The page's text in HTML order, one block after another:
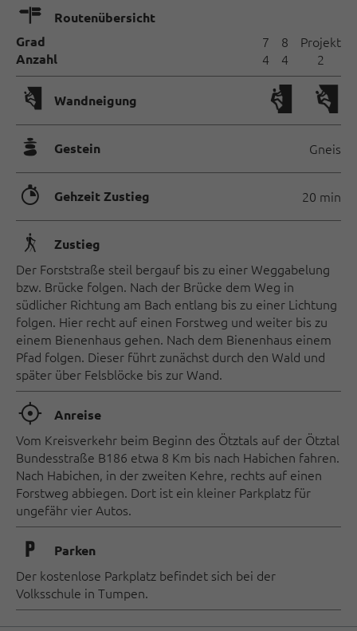
🍫
Routenübersicht
Grad
Anzahl
7
4
8
4
Projekt
2
🅩 Wandneigung
🞾 Gestein Gneis
🐲 Gehzeit Zustieg 20 min
🛬 Zustieg
Der Forststraße steil bergauf bis zu einer Weggabelung
bzw. Brücke folgen. Nach der Brücke dem Weg in
südlicher Richtung am Bach entlang bis zu einer Lichtung
folgen. Hier recht auf einen Forstweg und weiter bis zu
einem Bienenhaus gehen. Nach dem Bienenhaus einem
Pfad folgen. Dieser führt zunächst durch den Wald und
später über Felsblöcke bis zur Wand.
🞞 Anreise
Vom Kreisverkehr beim Beginn des Ötztals auf der Ötztal
Bundesstraße B186 etwa 8 Km bis nach Habichen fahren.
Nach Habichen, in der zweiten Kehre, rechts auf einen
Forstweg abbiegen. Dort ist ein kleiner Parkplatz für
ungefähr vier Autos.
🐈 Parken
Der kostenlose Parkplatz befindet sich bei der
Volksschule in Tumpen.